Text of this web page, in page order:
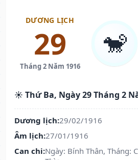
DƯƠNG LỊCH
29
Tháng 2 Năm 1916
🐒
☀️ Thứ Ba, Ngày 29 Tháng 2
Dương lịch:29/02/1916
Âm lịch:27/01/1916
Can chi:Ngày: Bính Thân, Tháng: